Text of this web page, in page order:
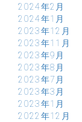
2024年2月
2024年1月
2023年12月
2023年11月
2023年9月
2023年8月
2023年7月
2023年3月
2023年1月
2022年12月